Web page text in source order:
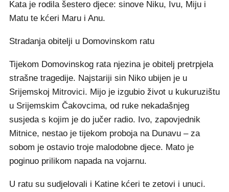
Kata je rodila šestero djece: sinove Niku, Ivu, Miju i
Matu te kćeri Maru i Anu.
Stradanja obitelji u Domovinskom ratu
Tijekom Domovinskog rata njezina je obitelj pretrpjela
strašne tragedije. Najstariji sin Niko ubijen je u
Srijemskoj Mitrovici. Mijo je izgubio život u kukuruzištu
u Srijemskim Čakovcima, od ruke nekadašnjeg
susjeda s kojim je do jučer radio. Ivo, zapovjednik
Mitnice, nestao je tijekom proboja na Dunavu – za
sobom je ostavio troje malodobne djece. Mato je
poginuo prilikom napada na vojarnu.
U ratu su sudjelovali i Katine kćeri te zetovi i unuci.